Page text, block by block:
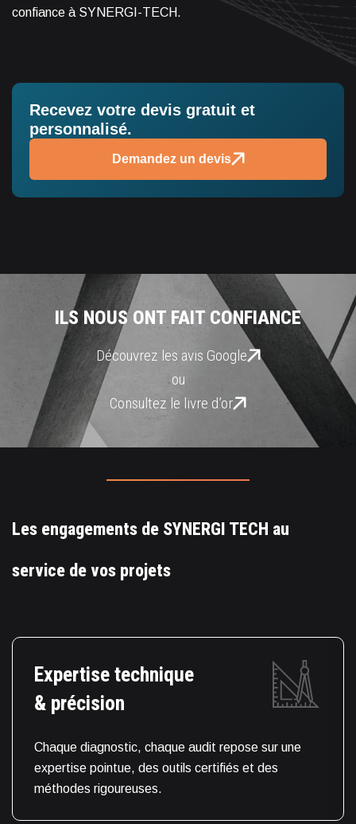
confiance à SYNERGI-TECH.
Recevez votre devis gratuit et
personnalisé.
Demandez un devis
ILS NOUS ONT FAIT CONFIANCE
Découvrez les avis Google
ou
Consultez le livre d’or
Les engagements de SYNERGI TECH au
service de vos projets
Expertise technique
& précision
Chaque diagnostic, chaque audit repose sur une
expertise pointue, des outils certifiés et des
méthodes rigoureuses.